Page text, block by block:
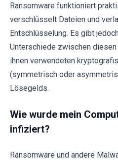
Ransomware funktioniert
verschlüsselt Dateien und
Entschlüsselung. Es gibt
Unterschiede zwischen
ihnen verwendeten
(symmetrisch oder
Lösegelds.
Wie wurde mein
infiziert?
Ransomware und andere